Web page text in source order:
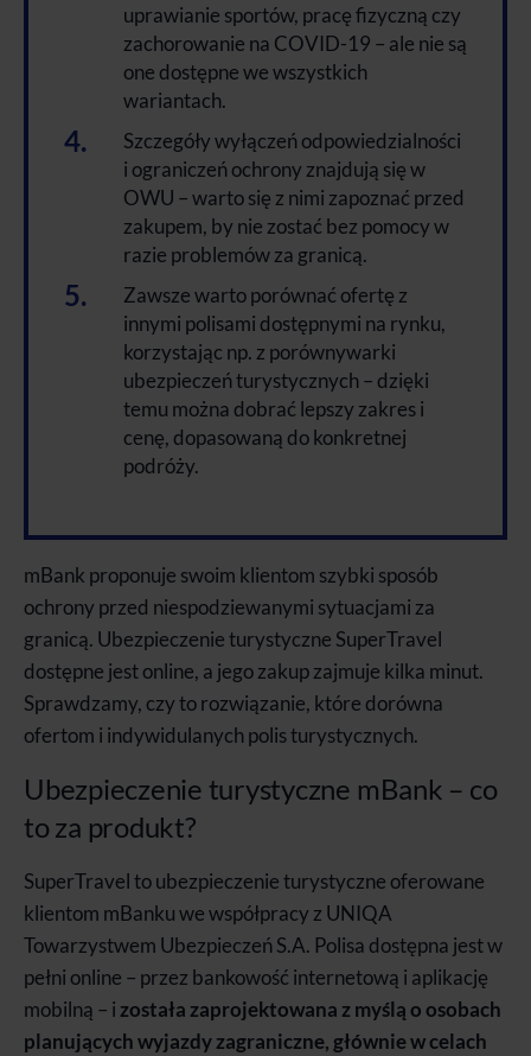
uprawianie sportów, pracę fizyczną czy
zachorowanie na COVID-19 – ale nie są
one dostępne we wszystkich
wariantach.
Szczegóły wyłączeń odpowiedzialności
i ograniczeń ochrony znajdują się w
OWU – warto się z nimi zapoznać przed
zakupem, by nie zostać bez pomocy w
razie problemów za granicą.
Zawsze warto porównać ofertę z
innymi polisami dostępnymi na rynku,
korzystając np. z porównywarki
ubezpieczeń turystycznych – dzięki
temu można dobrać lepszy zakres i
cenę, dopasowaną do konkretnej
podróży.
mBank proponuje swoim klientom szybki sposób
ochrony przed niespodziewanymi sytuacjami za
granicą. Ubezpieczenie turystyczne SuperTravel
dostępne jest online, a jego zakup zajmuje kilka minut.
Sprawdzamy, czy to rozwiązanie, które dorówna
ofertom i indywidulanych polis turystycznych.
Ubezpieczenie turystyczne mBank – co
to za produkt?
SuperTravel to ubezpieczenie turystyczne oferowane
klientom mBanku we współpracy z UNIQA
Towarzystwem Ubezpieczeń S.A. Polisa dostępna jest w
pełni online – przez bankowość internetową i aplikację
mobilną – i została zaprojektowana z myślą o osobach
planujących wyjazdy zagraniczne, głównie w celach